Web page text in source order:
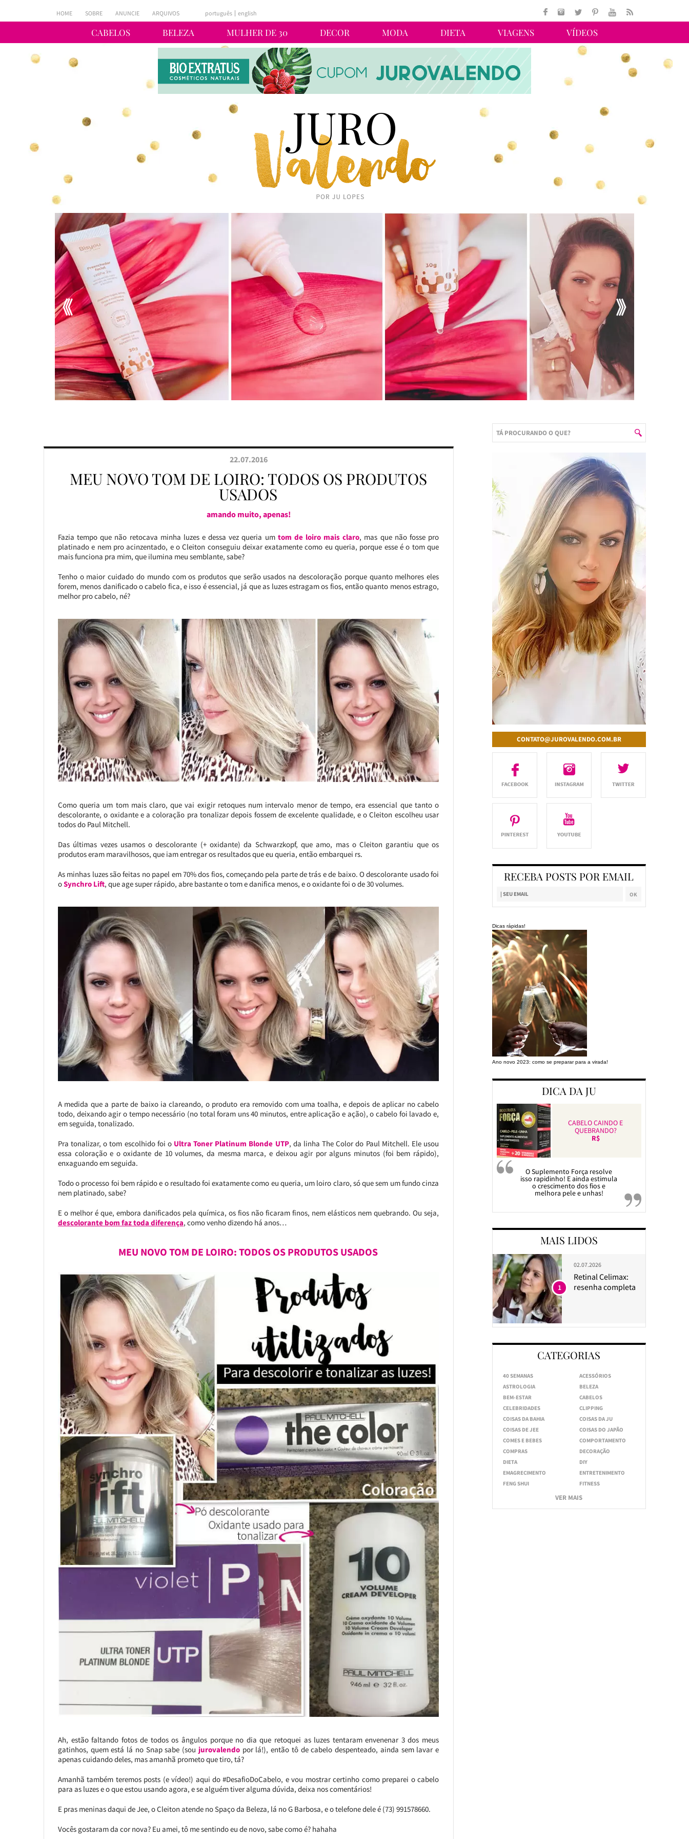
CABELOS BELEZA MULHER DE 30 DECOR MODA DIETA VIAGENS VÍDEOS
HOME SOBRE ANUNCIE ARQUIVOS português english
22.07.2016
MEU NOVO TOM DE LOIRO: TODOS OS PRODUTOS
USADOS
amando muito, apenas!
Fazia tempo que não retocava minha luzes e dessa vez queria umtom de loiro mais claro, mas que não fosse pro
platinado e nem pro acinzentado, e o Cleiton conseguiu deixar exatamente como eu queria, porque esse é o tom que
mais funciona pra mim, que ilumina meu semblante, sabe?
Tenho o maior cuidado do mundo com os produtos que serão usados na descoloração porque quanto melhores eles
forem, menos danificado o cabelo fica, e isso é essencial, já que as luzes estragam os fios, então quanto menos estrago,
melhor pro cabelo, né?
Como queria um tom mais claro, que vai exigir retoques num intervalo menor de tempo, era essencial que tanto o
descolorante, o oxidante e a coloração pra tonalizar depois fossem de excelente qualidade, e o Cleiton escolheu usar
todos do Paul Mitchell.
Das últimas vezes usamos o descolorante (+ oxidante) da Schwarzkopf, que amo, mas o Cleiton garantiu que os
produtos eram maravilhosos, que iam entregar os resultados que eu queria, então embarquei rs.
As minhas luzes são feitas no papel em 70% dos fios, começando pela parte de trás e de baixo. O descolorante usado foi
oSynchro Lift, que age super rápido, abre bastante o tom e danifica menos, e o oxidante foi o de 30 volumes.
A medida que a parte de baixo ia clareando, o produto era removido com uma toalha, e depois de aplicar no cabelo
todo, deixando agir o tempo necessário (no total foram uns 40 minutos, entre aplicação e ação), o cabelo foi lavado e,
em seguida, tonalizado.
Pra tonalizar, o tom escolhido foi o Ultra Toner Platinum Blonde UTP, da linha The Color do Paul Mitchell. Ele usou
essa coloração e o oxidante de 10 volumes, da mesma marca, e deixou agir por alguns minutos (foi bem rápido),
enxaguando em seguida.
Todo o processo foi bem rápido e o resultado foi exatamente como eu queria, um loiro claro, só que sem um fundo cinza
nem platinado, sabe?
E o melhor é que, embora danificados pela química, os fios não ficaram finos, nem elásticos nem quebrando. Ou seja,
descolorante bom faz toda diferença, como venho dizendo há anos…
MEU NOVO TOM DE LOIRO: TODOS OS PRODUTOS USADOS
Ah, estão faltando fotos de todos os ângulos porque no dia que retoquei as luzes tentaram envenenar 3 dos meus
gatinhos, quem está lá no Snap sabe (sou jurovalendopor lá!), então tô de cabelo despenteado, ainda sem lavar e
apenas cuidando deles, mas amanhã prometo que tiro, tá?
Amanhã também teremos posts (e vídeo!) aqui do #DesafioDoCabelo, e vou mostrar certinho como preparei o cabelo
para as luzes e o que estou usando agora, e se alguém tiver alguma dúvida, deixa nos comentários!
E pras meninas daqui de Jee, o Cleiton atende no Spaço da Beleza, lá no G Barbosa, e o telefone dele é (73) 991578660.
Vocês gostaram da cor nova? Eu amei, tô me sentindo eu de novo, sabe como é? hahaha
CONTATO@JUROVALENDO.COM.BR
RECEBA POSTS POR EMAIL
Dicas rápidas!
Ano novo 2023: como se preparar para a virada!
DICA DA JU
CABELO CAINDO E
QUEBRANDO?
R$
O Suplemento Força resolve
isso rapidinho! E ainda estimula
o crescimento dos fios e
melhora pele e unhas!
MAIS LIDOS
02.07.2026
Retinal Celimax:
resenha completa
1
CATEGORIAS
40 SEMANAS
ACESSÓRIOS
ASTROLOGIA
BELEZA
BEM-ESTAR
CABELOS
CELEBRIDADES
CLIPPING
COISAS DA BAHIA
COISAS DA JU
COISAS DE JEE
COISAS DO JAPÃO
COMES E BEBES
COMPORTAMENTO
COMPRAS
DECORAÇÃO
DIETA
DIY
EMAGRECIMENTO
ENTRETENIMENTO
FENG SHUI
FITNESS
VER MAIS